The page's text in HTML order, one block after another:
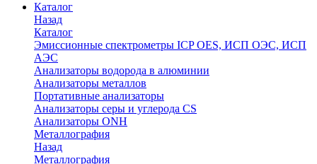
Каталог
Назад
Каталог
Эмиссионные спектрометры ICP OES, ИСП ОЭС, ИСП
АЭС
Анализаторы водорода в алюминии
Анализаторы металлов
Портативные анализаторы
Анализаторы серы и углерода CS
Анализаторы ONH
Металлография
Назад
Металлография